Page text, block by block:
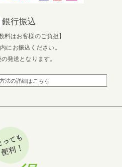
銀行振込
料はお客様のご負担】
にお振込ください。
発送となります。
法の詳細はこちら